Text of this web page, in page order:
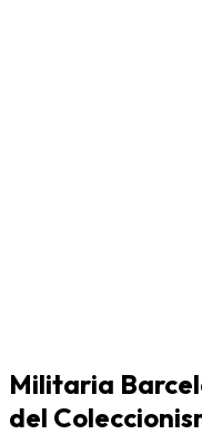
Militaria
del